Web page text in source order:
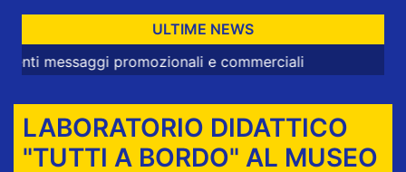
ULTIME NEWS
promozionali e commerciali
LABORATORIO DIDATTICO
"TUTTI A BORDO" AL MUSEO